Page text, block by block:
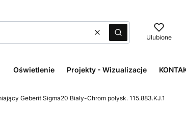
WyczyśćSzukaj Ulubione
Oświetlenie Projekty - Wizualizacje
Geberit Sigma20 Biały-Chrom połysk. 115.883.KJ.1